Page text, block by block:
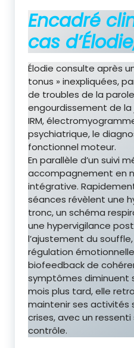
Encadré
cas
Élodie consulte après
tonus » inexpliquées,
de troubles de la
engourdissement de
IRM,
psychiatrique, le
fonctionnel moteur.
En parallèle d’un suivi
accompagnement en
intégrative.
séances révèlent une
tronc, un schéma
une hypervigilance
l’ajustement du
régulation
biofeedback de
symptômes diminuent
mois plus tard, elle
maintenir ses activités
crises, avec un
contrôle.